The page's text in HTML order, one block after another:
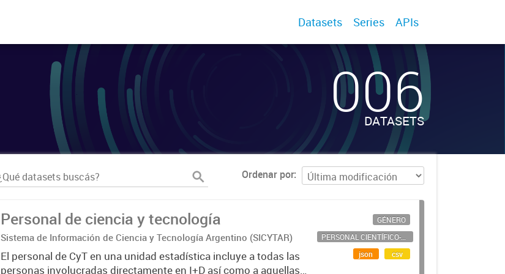
Datasets Series APIs
006
DATASETS
Ordenar por
Personal de ciencia y tecnología
Sistema de Información de Ciencia y Tecnología Argentino (SICYTAR)
El personal de CyT en una unidad estadística incluye a todas las
personas involucradas directamente en I+D así como a aquellas
GÉNERO
PERSONAL CIENTÍFICO-TECNOLÓGICO
json
csv